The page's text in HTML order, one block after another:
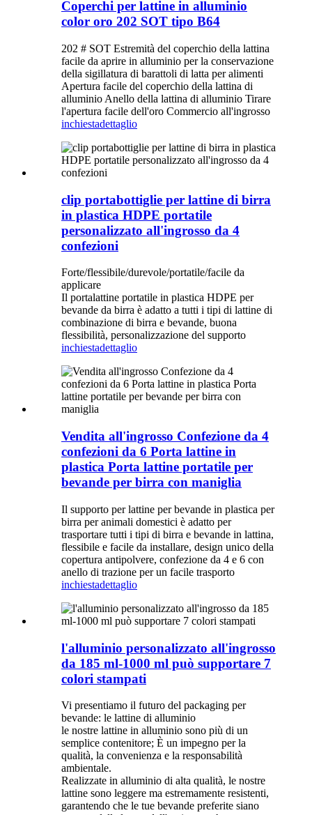
Coperchi per lattine in alluminio
color oro 202 SOT tipo B64
202 # SOT Estremità del coperchio della lattina
facile da aprire in alluminio per la conservazione
della sigillatura di barattoli di latta per alimenti
Apertura facile del coperchio della lattina di
alluminio Anello della lattina di alluminio Tirare
l'apertura facile dell'oro Commercio all'ingrosso
inchiestadettaglio
clip portabottiglie per lattine di birra
in plastica HDPE portatile
personalizzato all'ingrosso da 4
confezioni
Forte/flessibile/durevole/portatile/facile da
applicare
Il portalattine portatile in plastica HDPE per
bevande da birra è adatto a tutti i tipi di lattine di
combinazione di birra e bevande, buona
flessibilità, personalizzazione del supporto
inchiestadettaglio
Vendita all'ingrosso Confezione da 4
confezioni da 6 Porta lattine in
plastica Porta lattine portatile per
bevande per birra con maniglia
Il supporto per lattine per bevande in plastica per
birra per animali domestici è adatto per
trasportare tutti i tipi di birra e bevande in lattina,
flessibile e facile da installare, design unico della
copertura antipolvere, confezione da 4 e 6 con
anello di trazione per un facile trasporto
inchiestadettaglio
l'alluminio personalizzato all'ingrosso
da 185 ml-1000 ml può supportare 7
colori stampati
Vi presentiamo il futuro del packaging per
bevande: le lattine di alluminio
le nostre lattine in alluminio sono più di un
semplice contenitore; È un impegno per la
qualità, la convenienza e la responsabilità
ambientale.
Realizzate in alluminio di alta qualità, le nostre
lattine sono leggere ma estremamente resistenti,
garantendo che le tue bevande preferite siano